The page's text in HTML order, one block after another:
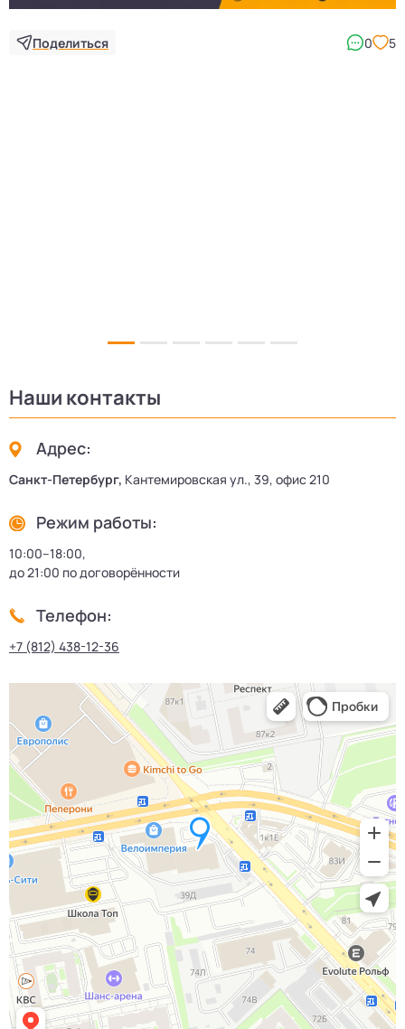
Поделиться 0 5
Наши контакты
Адрес:
Санкт-Петербург, Кантемировская ул., 39, офис 210
Режим работы:
10:00–18:00,
до 21:00 по договорённости
Телефон:
+7 (812) 438-12-36